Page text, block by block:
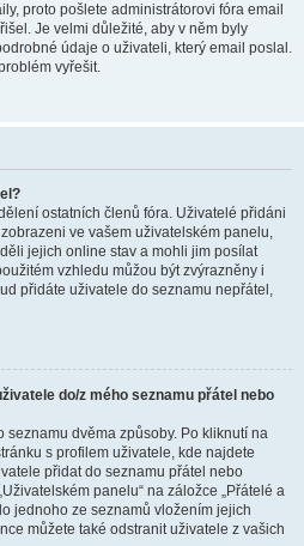
proto pošlete administrátorovi fóra email
Je velmi důležité, aby v něm byly
údaje o uživateli, který email poslal.
vyřešit.
ostatních členů fóra. Uživatelé přidáni
ve vašem uživatelském panelu,
jejich online stav a mohli jim posílat
vzhledu můžou být zvýrazněny i
přidáte uživatele do seznamu nepřátel,
do/z mého seznamu přátel nebo
seznamu dvěma způsoby. Po kliknutí na
s profilem uživatele, kde najdete
přidat do seznamu přátel nebo
panelu“ na záložce „Přátelé a
jednoho ze seznamů vložením jejich
můžete také odstranit uživatele z vašich